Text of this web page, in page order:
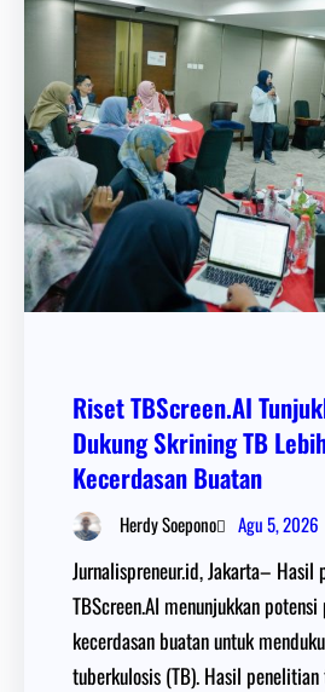
Riset TBScreen.AI
Dukung Skrining TB
Kecerdasan Buatan
Herdy Soepono Agu 5, 2026
Jurnalispreneur.id, Jakarta– Hasil
TBScreen.AI menunjukkan
kecerdasan buatan untuk
tuberkulosis (TB). Hasil